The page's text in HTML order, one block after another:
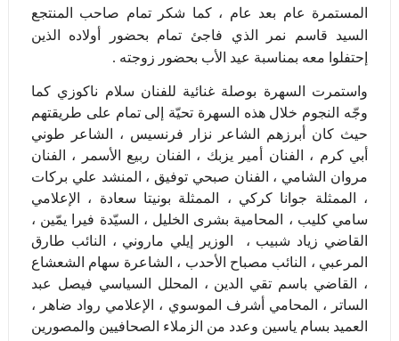
المستمرة عام بعد عام ، كما شكر تمام صاحب المنتجع
السيد قاسم نمر الذي فاجئ تمام بحضور أولاده الذين
إحتفلوا معه بمناسبة عيد الأب بحضور زوجته .
واستمرت السهرة بوصلة غنائية للفنان سلام ناكوزي كما
وجّه النجوم خلال هذه السهرة تحيّة إلى تمام على طريقتهم
حيث كان أبرزهم الشاعر نزار فرنسيس ، الشاعر طوني
أبي كرم ، الفنان أمير يزبك ، الفنان ربيع الأسمر ، الفنان
مروان الشامي ، الفنان صبحي توفيق ، المنشد علي بركات
، الممثلة جوانا كركي ، الممثلة بونيتا سعادة ، الإعلامي
سامي كليب ، المحامية بشرى الخليل ، السيّدة فيرا يمّين ،
القاضي زياد شبيب ، الوزير إيلي ماروني ، النائب طارق
المرعبي ، النائب مصباح الأحدب ، الشاعرة سهام الشعشاع
، القاضي باسم تقي الدين ، المحلل السياسي فيصل عبد
الساتر ، المحامي أشرف الموسوي ، الإعلامي رواد ضاهر ،
العميد بسام ياسين وعدد من الزملاء الصحافيين والمصورين